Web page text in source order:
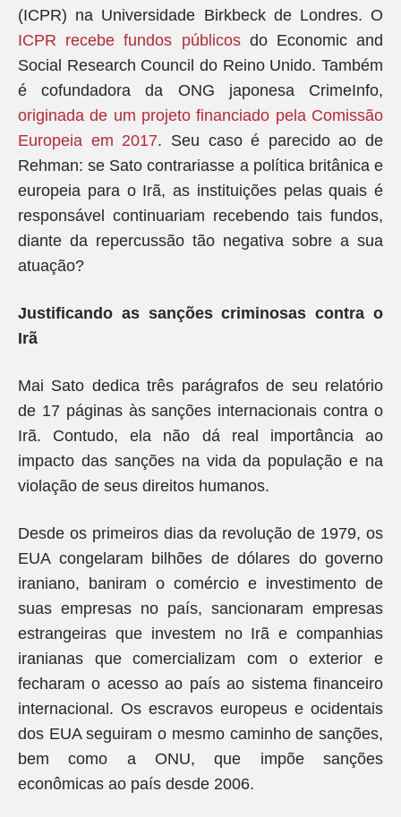
(ICPR) na Universidade Birkbeck de Londres. O
ICPR recebe fundos públicosdo Economic and
Social Research Council do Reino Unido. Também
é cofundadora da ONG japonesa CrimeInfo,
originada de um projeto financiado pela Comissão
Europeia em 2017. Seu caso é parecido ao de
Rehman: se Sato contrariasse a política britânica e
europeia para o Irã, as instituições pelas quais é
responsável continuariam recebendo tais fundos,
diante da repercussão tão negativa sobre a sua
atuação?
Justificando as sanções criminosas contra o
Irã
Mai Sato dedica três parágrafos de seu relatório
de 17 páginas às sanções internacionais contra o
Irã. Contudo, ela não dá real importância ao
impacto das sanções na vida da população e na
violação de seus direitos humanos.
Desde os primeiros dias da revolução de 1979, os
EUA congelaram bilhões de dólares do governo
iraniano, baniram o comércio e investimento de
suas empresas no país, sancionaram empresas
estrangeiras que investem no Irã e companhias
iranianas que comercializam com o exterior e
fecharam o acesso ao país ao sistema financeiro
internacional. Os escravos europeus e ocidentais
dos EUA seguiram o mesmo caminho de sanções,
bem como a ONU, que impõe sanções
econômicas ao país desde 2006.